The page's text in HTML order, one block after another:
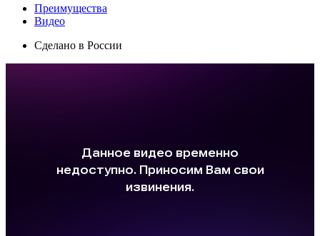
Преимущества
Видео
Сделано в России